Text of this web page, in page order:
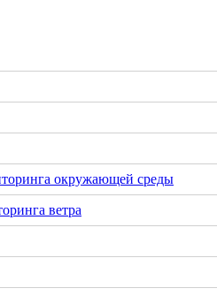
окружающей среды
ветра